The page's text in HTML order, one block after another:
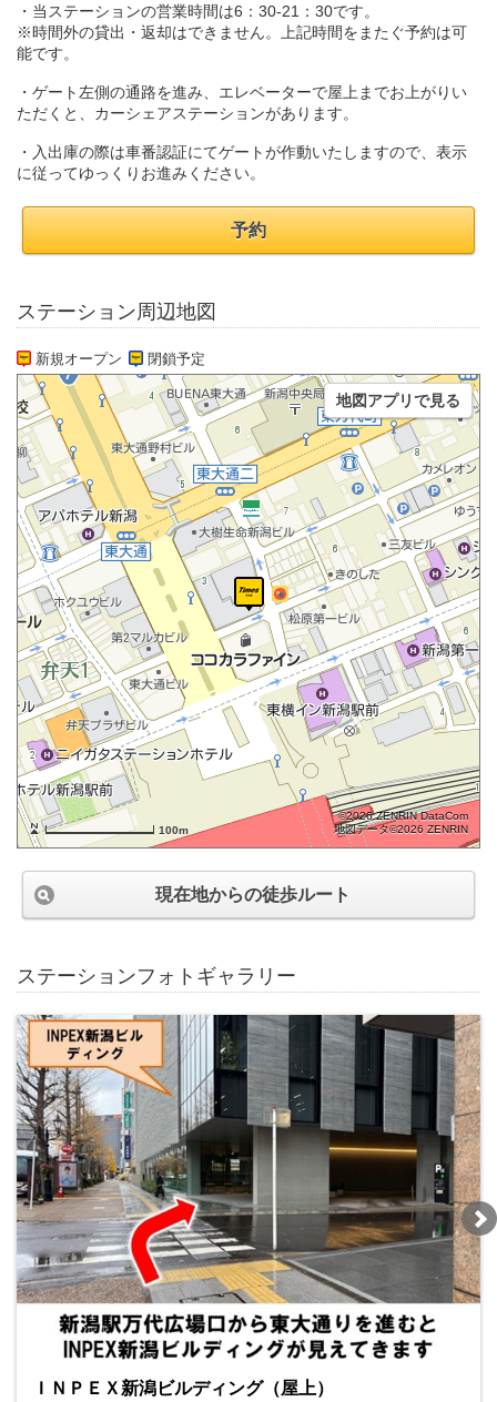
・当ステーションの営業時間は6：30-21：30です。
※時間外の貸出・返却はできません。上記時間をまたぐ予約は可
能です。
・ゲート左側の通路を進み、エレベーターで屋上までお上がりい
ただくと、カーシェアステーションがあります。
・入出庫の際は車番認証にてゲートが作動いたしますので、表示
に従ってゆっくりお進みください。
予約
ステーション周辺地図
新規オープン 閉鎖予定
100m
©2026 ZENRIN DataCom
地図データ©2026 ZENRIN
地図アプリで見る
現在地からの徒歩ルート
ステーションフォトギャラリー
ＩＮＰＥＸ新潟ビルディング（屋上）